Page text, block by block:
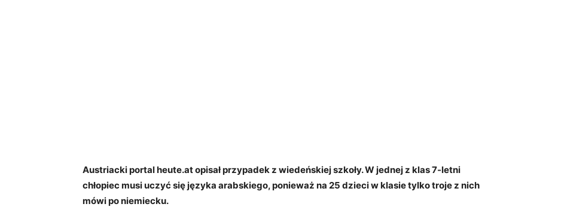
Austriacki portal heute.at opisał przypadek z wiedeńskiej szkoły. W jednej z klas 7-letni
chłopiec musi uczyć się języka arabskiego, ponieważ na 25 dzieci w klasie tylko troje z nich
mówi po niemiecku.